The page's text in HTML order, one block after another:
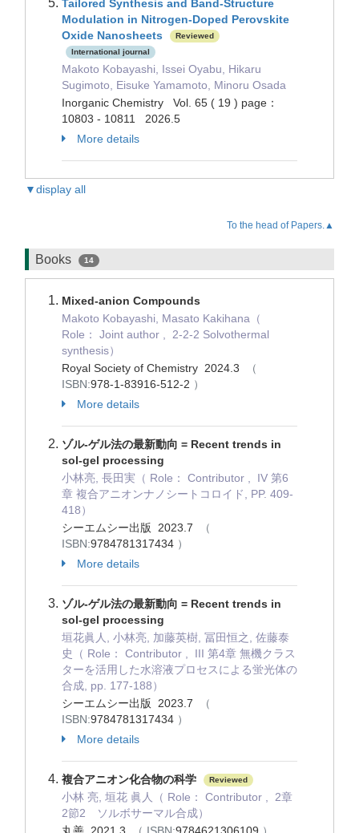
Tailored Synthesis and Band-Structure
Modulation in Nitrogen-Doped Perovskite
Oxide Nanosheets
Reviewed
International journal
Makoto Kobayashi, Issei Oyabu, Hikaru
Sugimoto, Eisuke Yamamoto, Minoru Osada
Inorganic Chemistry Vol. 65 ( 19 ) page：
10803 - 10811 2026.5
More details
▼display all
To the head of Papers.▲
Books 14
Mixed-anion Compounds
Makoto Kobayashi, Masato Kakihana（
Role： Joint author , 2-2-2 Solvothermal
synthesis）
Royal Society of Chemistry 2024.3
（
ISBN:978-1-83916-512-2 ）
More details
ゾル-ゲル法の最新動向 = Recent trends in
sol-gel processing
小林亮, 長田実（ Role： Contributor , IV 第6
章 複合アニオンナノシートコロイド, PP. 409-
418）
シーエムシー出版 2023.7
（
ISBN:9784781317434 ）
More details
ゾル-ゲル法の最新動向 = Recent trends in
sol-gel processing
垣花眞人, 小林亮, 加藤英樹, 冨田恒之, 佐藤泰
史（ Role： Contributor , III 第4章 無機クラス
ターを活用した水溶液プロセスによる蛍光体の
合成, pp. 177-188）
シーエムシー出版 2023.7
（
ISBN:9784781317434 ）
More details
複合アニオン化合物の科学 Reviewed
小林 亮, 垣花 眞人（ Role： Contributor , 2章
2節2 ソルボサーマル合成）